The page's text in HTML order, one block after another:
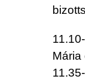
Mária